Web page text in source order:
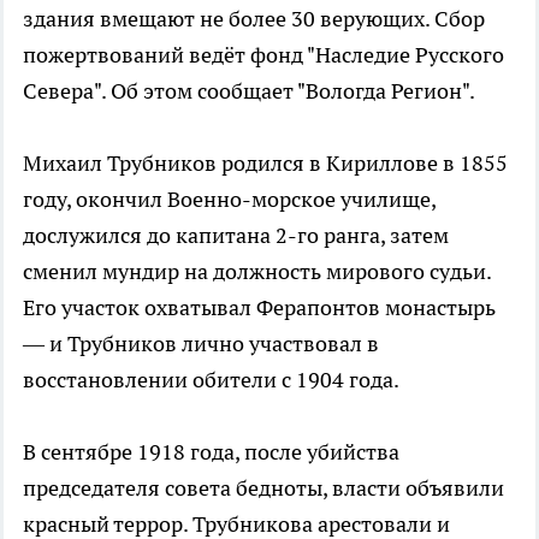
здания вмещают не более 30 верующих. Сбор
пожертвований ведёт фонд "Наследие Русского
Севера". Об этом сообщает "Вологда Регион".
Михаил Трубников родился в Кириллове в 1855
году, окончил Военно-морское училище,
дослужился до капитана 2-го ранга, затем
сменил мундир на должность мирового судьи.
Его участок охватывал Ферапонтов монастырь
— и Трубников лично участвовал в
восстановлении обители с 1904 года.
В сентябре 1918 года, после убийства
председателя совета бедноты, власти объявили
красный террор. Трубникова арестовали и